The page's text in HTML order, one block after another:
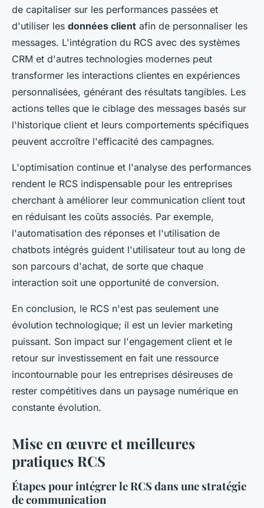
de capitaliser sur les performances passées et
d'utiliser les données client afin de personnaliser les
messages. L'intégration du RCS avec des systèmes
CRM et d'autres technologies modernes peut
transformer les interactions clientes en expériences
personnalisées, générant des résultats tangibles. Les
actions telles que le ciblage des messages basés sur
l'historique client et leurs comportements spécifiques
peuvent accroître l'efficacité des campagnes.
L'optimisation continue et l'analyse des performances
rendent le RCS indispensable pour les entreprises
cherchant à améliorer leur communication client tout
en réduisant les coûts associés. Par exemple,
l'automatisation des réponses et l'utilisation de
chatbots intégrés guident l'utilisateur tout au long de
son parcours d'achat, de sorte que chaque
interaction soit une opportunité de conversion.
En conclusion, le RCS n'est pas seulement une
évolution technologique; il est un levier marketing
puissant. Son impact sur l'engagement client et le
retour sur investissement en fait une ressource
incontournable pour les entreprises désireuses de
rester compétitives dans un paysage numérique en
constante évolution.
Mise en œuvre et meilleures
pratiques RCS
Étapes pour intégrer le RCS dans une stratégie
de communication